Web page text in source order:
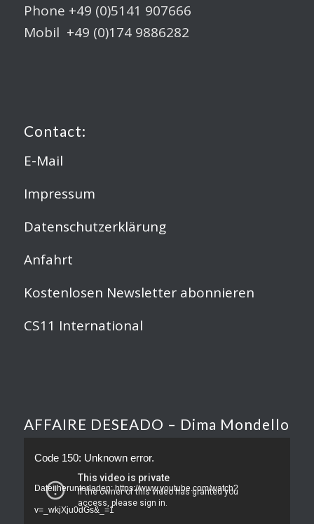
Phone +49 (0)5141 907666
Mobil +49 (0)174 9886282
Contact:
E-Mail
Impressum
Datenschutzerklärung
Anfahrt
Kostenlosen Newsletter abonnieren
CS11 International
AFFAIRE DESEADO – Dima Mondello
Code 150: Unknown error.
Datei herunterladen: https://www.youtube.com/watch?
v=_wkjXju0dGs&_=1